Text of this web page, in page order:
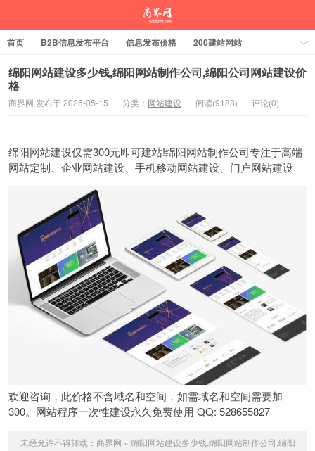
首页 B2B信息发布平台 信息发布价格 200建站网站
绵阳网站建设多少钱,绵阳网站制作公司,绵阳公司网站建设价
格
商界网 发布于 2026-05-15 分类： 网站建设 阅读(9188) 评论(0)
绵阳网站建设仅需300元即可建站!绵阳网站制作公司专注于高端
网站定制、企业网站建设、手机移动网站建设、门户网站建设
欢迎咨询，此价格不含域名和空间，如需域名和空间需要加
300。网站程序一次性建设永久免费使用 QQ: 528655827
未经允许不得转载： 商界网 » 绵阳网站建设多少钱,绵阳网站制作公司,绵阳